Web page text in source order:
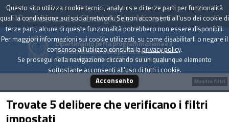
Presidenza del Consiglio dei Ministri
Dipartimento per la programmazione e il
coordinamento della politica economica
Archivio delle Delibere CIPE dal 1967 a oggi
Trovate 5 delibere che verificano i filtri
Mostra filtri
Questo sito utilizza cookie tecnici, analytics e di terze parti per funzionalità
quali la condivisione sui social network. Se non acconsenti all'uso dei cookie di
terze parti, alcune di queste funzionalità potrebbero non essere disponibili.
Per maggiori informazioni sui cookie utilizzati, su come disabilitarli o negare il
consenso all'utilizzo consulta laprivacy policy.
Se prosegui nella navigazione cliccando su un qualunque elemento
sottostante acconsenti all'uso di tutti i cookie.
Acconsento